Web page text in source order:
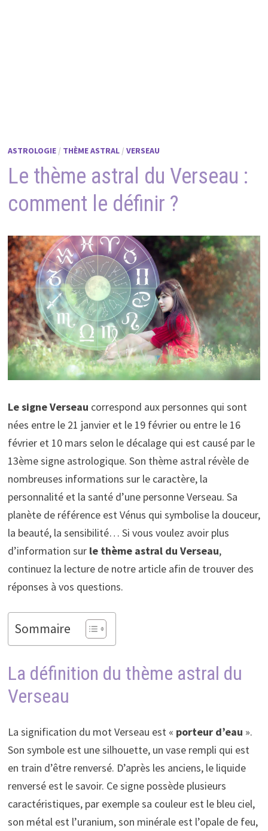
ASTROLOGIE/ THÈME ASTRAL/ VERSEAU
Le thème astral du Verseau :
comment le définir ?
Le signe Verseau correspond aux personnes qui sont
nées entre le 21 janvier et le 19 février ou entre le 16
février et 10 mars selon le décalage qui est causé par le
13ème signe astrologique. Son thème astral révèle de
nombreuses informations sur le caractère, la
personnalité et la santé d’une personne Verseau. Sa
planète de référence est Vénus qui symbolise la douceur,
la beauté, la sensibilité… Si vous voulez avoir plus
d’information sur le thème astral du Verseau,
continuez la lecture de notre article afin de trouver des
réponses à vos questions.
Sommaire
La définition du thème astral du
Verseau
La signification du mot Verseau est « porteur d’eau ».
Son symbole est une silhouette, un vase rempli qui est
en train d’être renversé. D’après les anciens, le liquide
renversé est le savoir. Ce signe possède plusieurs
caractéristiques, par exemple sa couleur est le bleu ciel,
son métal est l’uranium, son minérale est l’opale de feu,